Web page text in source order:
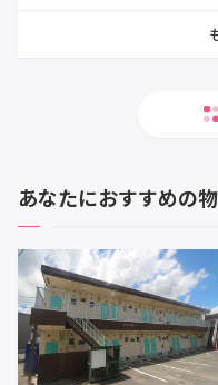
あなたにおすすめの